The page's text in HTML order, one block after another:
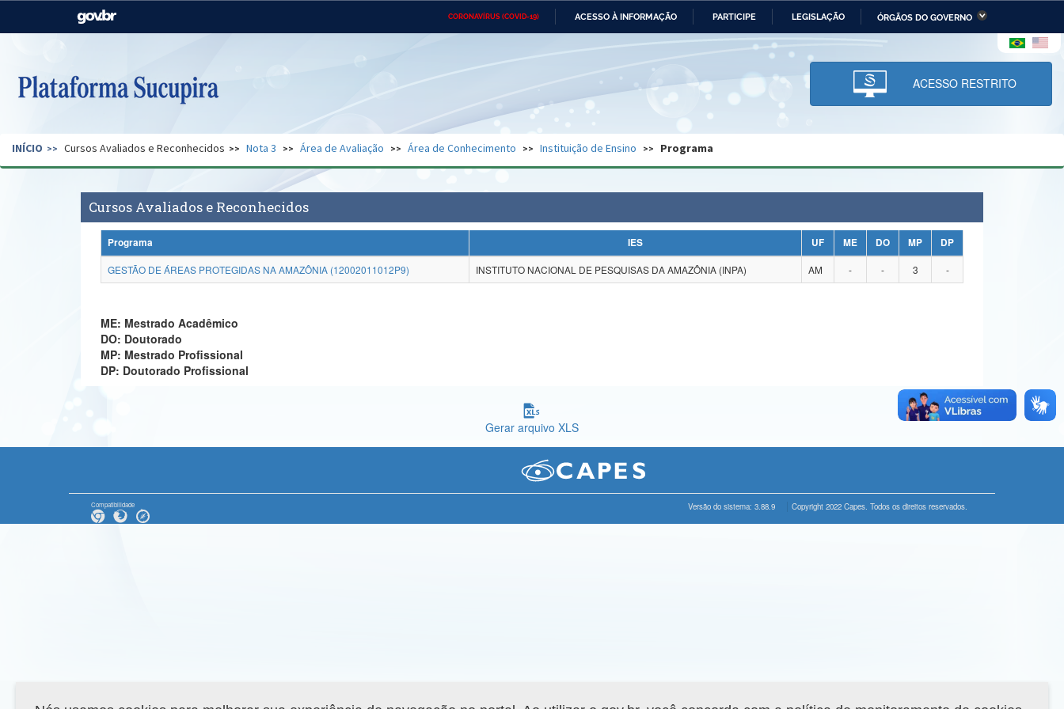
CORONAVÍRUS (COVID-19) ACESSO À INFORMAÇÃO PARTICIPE LEGISLAÇÃO ÓRGÃOS DO GOVERNO
Casa Civil Ministério das Relações Ministério da Economia Ministério da Infraestrutura
Pecuária e Abastecimento
Ministério da Ciência,
Tecnologia, Inovações e
Comunicações
Ministério do Desenvolvimento
Regional e dos Direitos Humanos
Secretaria de Governo Gabinete de Segurança Advocacia-Geral da União Banco Central do Brasil Planalto
ACESSO RESTRITO
INÍCIO Cursos Avaliados e Reconhecidos Nota 3 Área de Avaliação Área de Conhecimento Instituição de Ensino Programa
Cursos Avaliados e Reconhecidos
Programa IES UF ME DO MP
DP
GESTÃO DE ÁREAS PROTEGIDAS NA AMAZÔNIA (12002011012P9)
INSTITUTO NACIONAL DE PESQUISAS DA AMAZÔNIA (INPA) AM - - 3 -
ME: Mestrado Acadêmico
DO: Doutorado
MP: Mestrado Profissional
DP: Doutorado Profissional
Gerar arquivo XLS
Compatibilidade Versão do sistema: 3.88.9 Copyright 2022 Capes. Todos os direitos reservados.